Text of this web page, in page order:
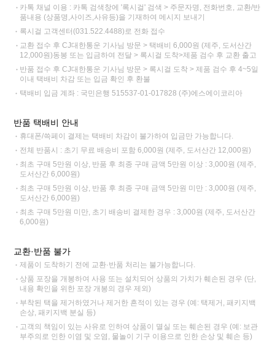
카톡 채널 이용 : 카톡 검색창에 '록시걸' 검색 > 주문자명, 전화번호, 교환/반
품내용 (상품명,사이즈,사유등)을 기재하여 메시지 보내기
록시걸 고객센터(031.522.4488)로 전화 접수
교환 접수 후 CJ대한통운 기사님 방문 > 택배비 6,000원 (제주, 도서산간
12,000원)동봉 또는 입금하여 전달 > 록시걸 도착>제품 검수 후 교환 출고
반품 접수 후 CJ대한통운 기사님 방문 > 록시걸 도착 > 제품 검수 후 4~5일
이내 택배비 차감 또는 입금 확인 후 환불
택배비 입금 계좌 : 국민은행 515537-01-017828 (주)에스에이코리아
반품 택배비 안내
휴대폰/쓱페이 결제는 택배비 차감이 불가하여 입금만 가능합니다.
전체 반품시 : 초기 무료 배송비 포함 6,000원 (제주, 도서산간 12,000원)
최초 구매 5만원 이상, 반품 후 최종 구매 금액 5만원 이상 : 3,000원 (제주,
도서산간 6,000원)
최초 구매 5만원 이상, 반품 후 최종 구매 금액 5만원 미만 : 3,000원 (제주,
도서산간 6,000원)
최초 구매 5만원 미만, 초기 배송비 결제한 경우 : 3,000원 (제주, 도서산간
6,000원)
교환·반품 불가
제품이 도착하기 전에 교환·반품 처리는 불가능합니다.
상품 포장을 개봉하여 사용 또는 설치되어 상품의 가치가 훼손된 경우 (단,
내용 확인을 위한 포장 개봉의 경우 제외)
부착된 택을 제거하였거나 제거한 흔적이 있는 경우 (예: 택제거, 패키지백
손상, 패키지백 분실 등)
고객의 책임이 있는 사유로 인하여 상품이 멸실 또는 훼손된 경우 (예: 보관
부주의로 인한 이염 및 오염, 물놀이 기구 이용으로 인한 손상 및 훼손 등)